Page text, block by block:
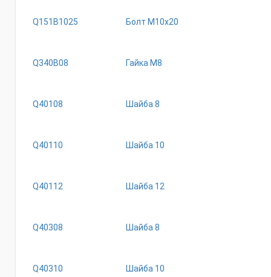
Q151B1025 Бoлт M10x20
Q340B08 Гайка М8
Q40108 Шайба 8
Q40110 Шайба 10
Q40112 Шайба 12
Q40308 Шайба 8
Q40310 Шайба 10